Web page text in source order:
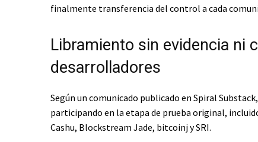
finalmente transferencia del control a cada
Libramiento sin evidencia ni
desarrolladores
Según un comunicado publicado en Spiral
participando en la etapa de prueba original,
Cashu, Blockstream Jade, bitcoinj y SRI.